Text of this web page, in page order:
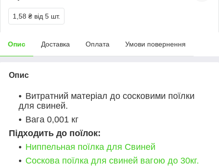
1,58 ₴ від 5 шт.
Опис Доставка Оплата Умови повернення
Опис
Витратний матеріал до сосковими поїлки
для свиней.
Вага 0,001 кг
Підходить до поїлок:
Ниппельная поїлка для Свиней
Соскова поїлка для свиней вагою до 30кг.